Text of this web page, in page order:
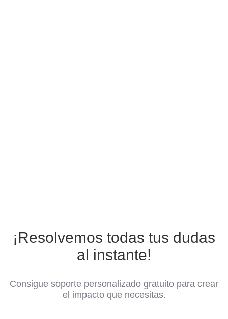
¡Resolvemos todas tus dudas
al instante!
Consigue soporte personalizado gratuito para crear
el impacto que necesitas.